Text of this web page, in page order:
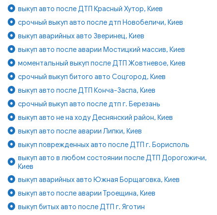
выкуп авто после ДТП Красный Хутор, Киев
срочный выкуп авто после дтп Новобеличи, Киев
выкуп аварийных авто Зверинец, Киев
выкуп авто после аварии Мостицкий массив, Киев
моментальный выкуп после ДТП Жовтневое, Киев
срочный выкуп битого авто Соцгород, Киев
выкуп авто после ДТП Конча-Заспа, Киев
срочный выкуп авто после дтп г. Березань
выкуп авто не на ходу Деснянский район, Киев
выкуп авто после аварии Липки, Киев
выкуп поврежденных авто после ДТП г. Борисполь
выкуп авто в любом состоянии после ДТП Дорогожичи,
Киев
выкуп аварийных авто Южная Борщаговка, Киев
выкуп авто после аварии Троещина, Киев
выкуп битых авто после ДТП г. Яготин